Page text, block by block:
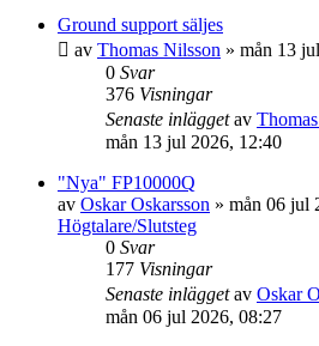
Ground support säljes
av Thomas Nilsson » mån 13
0 Svar
376 Visningar
Senaste inläggetav
mån 13 jul 2026, 12:40
"Nya" FP10000Q
av Oskar Oskarsson » mån 06 jul
Högtalare/Slutsteg
0 Svar
177 Visningar
Senaste inläggetav Oskar
mån 06 jul 2026, 08:27